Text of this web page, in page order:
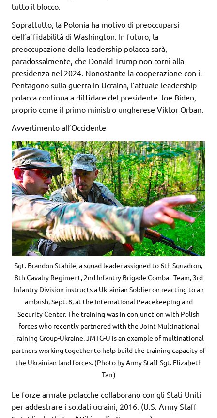
tutto il blocco.
Soprattutto, la Polonia ha motivo di preoccuparsi
dell’affidabilità di Washington. In futuro, la
preoccupazione della leadership polacca sarà,
paradossalmente, che Donald Trump non torni alla
presidenza nel 2024. Nonostante la cooperazione con il
Pentagono sulla guerra in Ucraina, l’attuale leadership
polacca continua a diffidare del presidente Joe Biden,
proprio come il primo ministro ungherese Viktor Orban.
Avvertimento all’Occidente
Sgt. Brandon Stabile, a squad leader assigned to 6th Squadron,
8th Cavalry Regiment, 2nd Infantry Brigade Combat Team, 3rd
Infantry Division instructs a Ukrainian Soldier on reacting to an
ambush, Sept. 8, at the International Peacekeeping and
Security Center. The training was in conjunction with Polish
forces who recently partnered with the Joint Multinational
Training Group-Ukraine. JMTG-U is an example of multinational
partners working together to help build the training capacity of
the Ukrainian land forces. (Photo by Army Staff Sgt. Elizabeth
Tarr)
Le forze armate polacche collaborano con gli Stati Uniti
per addestrare i soldati ucraini, 2016. (U.S. Army Staff